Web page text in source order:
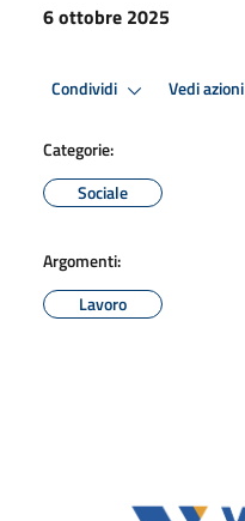
6 ottobre 2025
Condividi Vedi azioni
Categorie:
Sociale
Argomenti:
Lavoro